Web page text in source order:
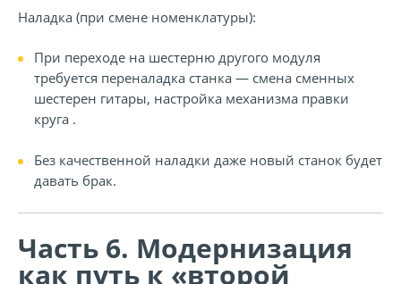
Наладка (при смене номенклатуры):
При переходе на шестерню другого модуля
требуется переналадка станка — смена сменных
шестерен гитары, настройка механизма правки
круга .
Без качественной наладки даже новый станок будет
давать брак.
Часть 6. Модернизация
как путь к «второй